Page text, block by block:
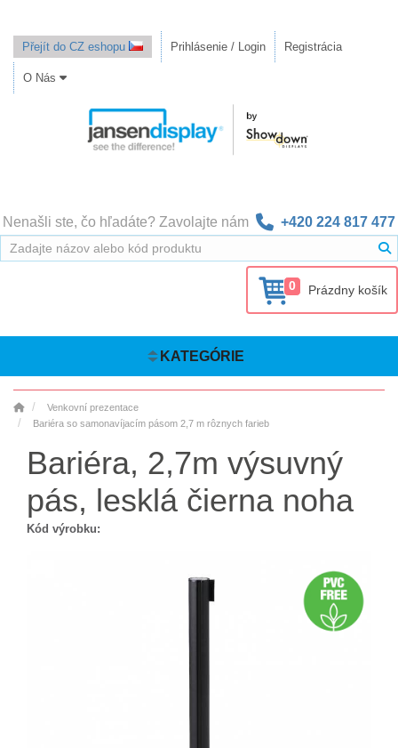
Přejít do CZ eshopu Prihlásenie / Login Registrácia
O Nás
Nenašli ste, čo hľadáte? Zavolajte nám +420 224 817 477
0 Prázdny košík
KATEGÓRIE
Venkovní prezentace
Bariéra so samonavíjacím pásom 2,7 m rôznych farieb
Bariéra, 2,7m výsuvný
pás, lesklá čierna noha
Kód výrobku: